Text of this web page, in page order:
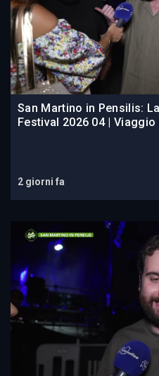
San Martino in Pensilis:
Festival 2026 04 | Viaggio
2 giorni fa